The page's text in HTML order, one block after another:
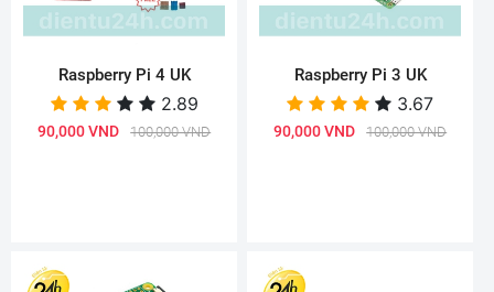
Raspberry Pi 4 UK
2.89
90,000 VND 100,000 VND
Raspberry Pi 3 UK
3.67
90,000 VND 100,000 VND